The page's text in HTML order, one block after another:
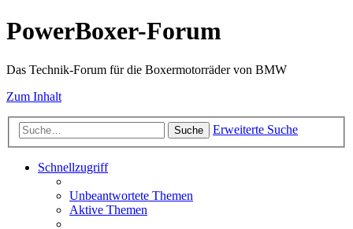
PowerBoxer-Forum
Das Technik-Forum für die Boxermotorräder von BMW
Zum Inhalt
Suche Erweiterte Suche
Schnellzugriff
Unbeantwortete Themen
Aktive Themen